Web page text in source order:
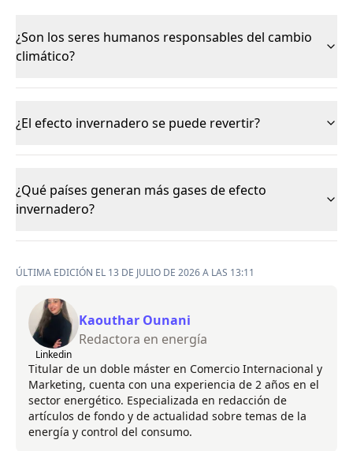
¿Son los seres humanos responsables del cambio
climático?
¿El efecto invernadero se puede revertir?
¿Qué países generan más gases de efecto
invernadero?
ÚLTIMA EDICIÓN EL 13 DE JULIO DE 2026 A LAS 13:11
Linkedin
Kaouthar Ounani
Redactora en energía
Titular de un doble máster en Comercio Internacional y
Marketing, cuenta con una experiencia de 2 años en el
sector energético. Especializada en redacción de
artículos de fondo y de actualidad sobre temas de la
energía y control del consumo.